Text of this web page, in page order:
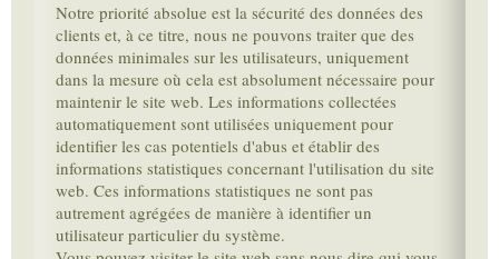
Notre priorité absolue est la sécurité des données des
clients et, à ce titre, nous ne pouvons traiter que des
données minimales sur les utilisateurs, uniquement
dans la mesure où cela est absolument nécessaire pour
maintenir le site web. Les informations collectées
automatiquement sont utilisées uniquement pour
identifier les cas potentiels d'abus et établir des
informations statistiques concernant l'utilisation du site
web. Ces informations statistiques ne sont pas
autrement agrégées de manière à identifier un
utilisateur particulier du système.